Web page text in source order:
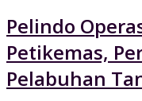
Pelindo
Petikemas,
Pelabuhan